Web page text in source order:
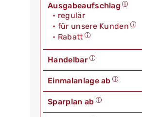
Ausgabeaufschlag
• regulär
• für unsere Kunden
• Rabatt
Handelbar
Einmalanlage ab
Sparplan ab